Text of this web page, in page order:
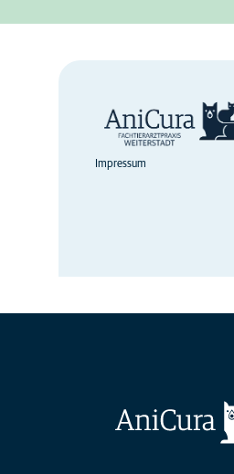
Impressum